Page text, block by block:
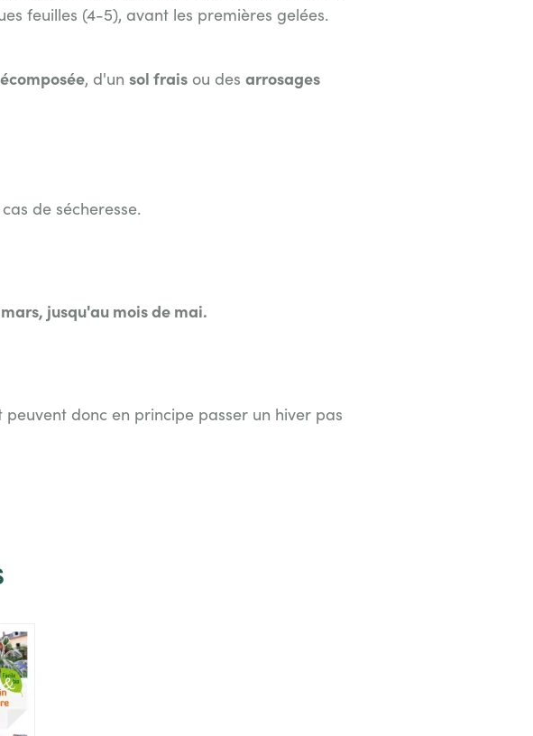
feuilles (4-5), avant les premières gelées.
, d'un sol frais ou des arrosages
de sécheresse.
jusqu'au mois de mai.
peuvent donc en principe passer un hiver pas